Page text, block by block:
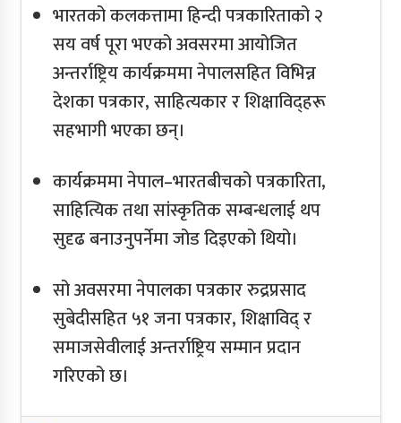
भारतको कलकत्तामा हिन्दी पत्रकारिताको २
सय वर्ष पूरा भएको अवसरमा आयोजित
अन्तर्राष्ट्रिय कार्यक्रममा नेपालसहित विभिन्न
देशका पत्रकार, साहित्यकार र शिक्षाविद्हरू
सहभागी भएका छन्।
कार्यक्रममा नेपाल–भारतबीचको पत्रकारिता,
साहित्यिक तथा सांस्कृतिक सम्बन्धलाई थप
सुदृढ बनाउनुपर्नेमा जोड दिइएको थियो।
सो अवसरमा नेपालका पत्रकार रुद्रप्रसाद
सुबेदीसहित ५१ जना पत्रकार, शिक्षाविद् र
समाजसेवीलाई अन्तर्राष्ट्रिय सम्मान प्रदान
गरिएको छ।